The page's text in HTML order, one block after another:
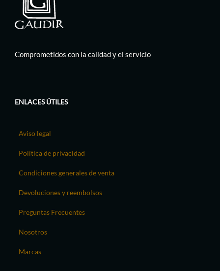
Comprometidos con la calidad y el servicio
ENLACES ÚTILES
Aviso legal
Política de privacidad
Condiciones generales de venta
Devoluciones y reembolsos
Preguntas Frecuentes
Nosotros
Marcas